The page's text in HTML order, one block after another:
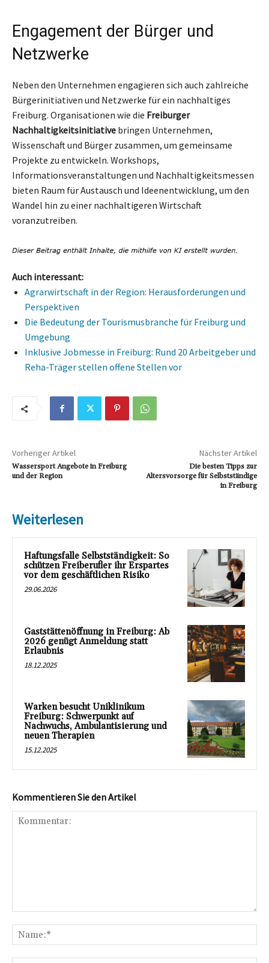
Engagement der Bürger und
Netzwerke
Neben den Unternehmen engagieren sich auch zahlreiche
Bürgerinitiativen und Netzwerke für ein nachhaltiges
Freiburg. Organisationen wie die Freiburger
Nachhaltigkeitsinitiative bringen Unternehmen,
Wissenschaft und Bürger zusammen, um gemeinsame
Projekte zu entwickeln. Workshops,
Informationsveranstaltungen und Nachhaltigkeitsmessen
bieten Raum für Austausch und Ideenentwicklung, um den
Wandel hin zu einer nachhaltigeren Wirtschaft
voranzutreiben.
Auch interessant:
Agrarwirtschaft in der Region: Herausforderungen und
Perspektiven
Die Bedeutung der Tourismusbranche für Freiburg und
Umgebung
Inklusive Jobmesse in Freiburg: Rund 20 Arbeitgeber und
Reha-Träger stellen offene Stellen vor
Vorheriger Artikel
Wassersport Angebote in Freiburg
und der Region
Nächster Artikel
Die besten Tipps zur
Altersvorsorge für Selbstständige
in Freiburg
Weiterlesen
Haftungsfalle Selbstständigkeit: So
schützen Freiberufler ihr Erspartes
vor dem geschäftlichen Risiko
29.06.2026
Gaststättenöffnung in Freiburg: Ab
2026 genügt Anmeldung statt
Erlaubnis
18.12.2025
Warken besucht Uniklinikum
Freiburg: Schwerpunkt auf
Nachwuchs, Ambulantisierung und
neuen Therapien
15.12.2025
Kommentieren Sie den Artikel